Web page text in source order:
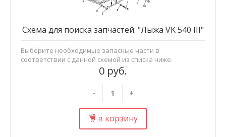
0 руб.
- +
в корзину
Схема для поиска запчастей: "Лыжа VK 540 III"
Выберите необходимые запасные части в
соответствии с данной схемой из списка ниже.